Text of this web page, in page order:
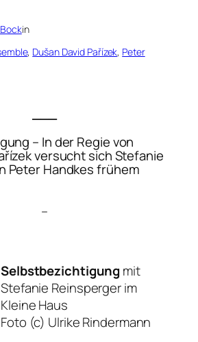
in
, Dušan David Pařízek, Peter
– In der Regie von
versucht sich Stefanie
Peter Handkes frühem
–
Selbstbezichtigung mit
Stefanie Reinsperger im
Kleine Haus
Foto (c) Ulrike Rindermann